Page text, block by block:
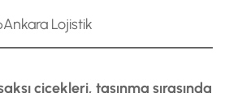
Ankara Lojistik
çiçekleri, taşınma sırasında